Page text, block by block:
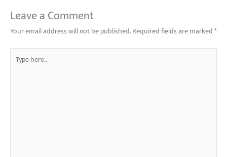
Leave a Comment
Your email address will not be published.Required fields are marked*
here..